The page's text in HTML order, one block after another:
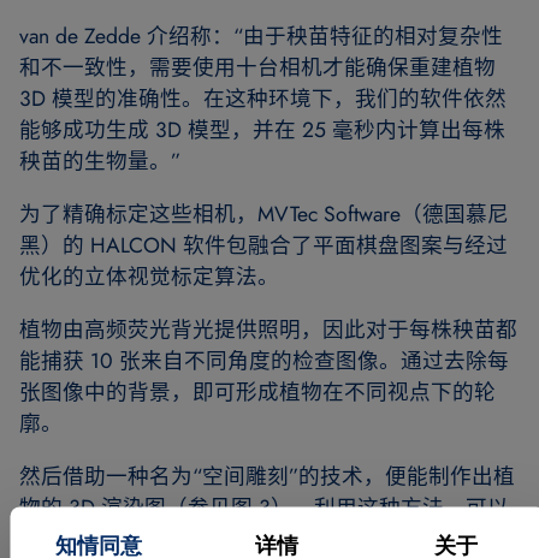
知情同意 详情 关于
van de Zedde 介绍称：“由于秧苗特征的相对复杂性
和不一致性，需要使用十台相机才能确保重建植物
3D 模型的准确性。在这种环境下，我们的软件依然
能够成功生成 3D 模型，并在 25 毫秒内计算出每株
秧苗的生物量。”
为了精确标定这些相机，MVTec Software（德国慕尼
黑）的 HALCON 软件包融合了平面棋盘图案与经过
优化的立体视觉标定算法。
植物由高频荧光背光提供照明，因此对于每株秧苗都
能捕获 10 张来自不同角度的检查图像。通过去除每
张图像中的背景，即可形成植物在不同视点下的轮
廓。
然后借助一种名为“空间雕刻”的技术，便能制作出植
物的 3D 渲染图（参见图 3）。利用这种方法，可以
计算出每株植物的生物量，并根据计算结果对每株植